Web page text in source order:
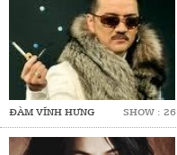
ĐÀM VĨNH HƯNG SHOW : 26